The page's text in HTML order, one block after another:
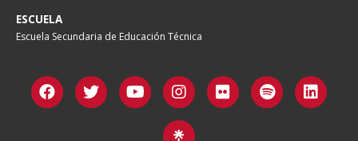
ESCUELA
Escuela Secundaria de Educación Técnica